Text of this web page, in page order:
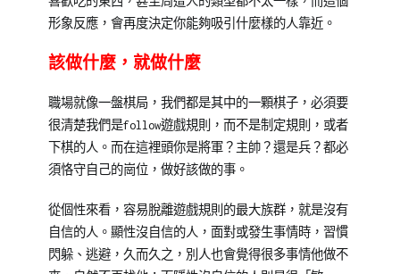
形象反應，會再度決定你能夠吸引什麼樣的人靠近。
該做什麼，就做什麼
職場就像一盤棋局，我們都是其中的一顆棋子，必須要
很清楚我們是follow遊戲規則，而不是制定規則，或者
下棋的人。而在這裡頭你是將軍？主帥？還是兵？都必
須恪守自己的崗位，做好該做的事。
從個性來看，容易脫離遊戲規則的最大族群，就是沒有
自信的人。顯性沒自信的人，面對或發生事情時，習慣
閃躲、逃避，久而久之，別人也會覺得很多事情他做不